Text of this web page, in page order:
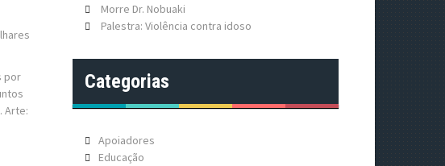
por
Arte:
Morre Dr. Nobuaki
Palestra: Violência contra idoso
Categorias
Apoiadores
Educação